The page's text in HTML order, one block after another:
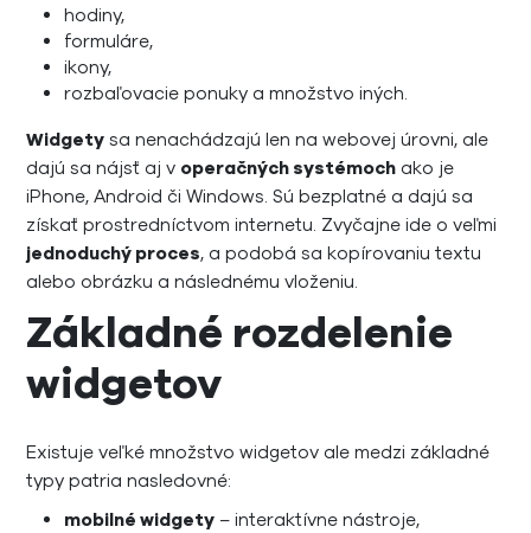
hodiny,
formuláre,
ikony,
rozbaľovacie ponuky a množstvo iných.
Widgety sa nenachádzajú len na webovej úrovni, ale
dajú sa nájsť aj v operačných systémoch ako je
iPhone, Android či Windows. Sú bezplatné a dajú sa
získať prostredníctvom internetu. Zvyčajne ide o veľmi
jednoduchý proces, a podobá sa kopírovaniu textu
alebo obrázku a následnému vloženiu.
Základné rozdelenie
widgetov
Existuje veľké množstvo widgetov ale medzi základné
typy patria nasledovné:
mobilné widgety – interaktívne nástroje,